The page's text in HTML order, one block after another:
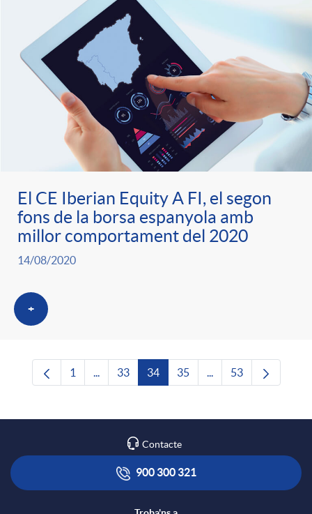
El CE Iberian Equity A FI, el segon
fons de la borsa espanyola amb
millor comportament del 2020
14/08/2020
+
Pàgina
1 ...Pàgines intermèdies Utilitzeu TAB per
Pàgina
33 Pàgina
34 Pàgina
35 ...Pàgines intermèdies
Pàgina
53
Contacte
900 300 321